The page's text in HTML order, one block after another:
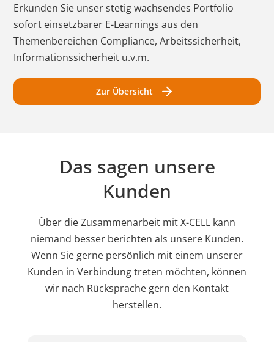
Erkunden Sie unser stetig wachsendes Portfolio
sofort einsetzbarer E-Learnings aus den
Themenbereichen Compliance, Arbeitssicherheit,
Informationssicherheit u.v.m.
Zur Übersicht
Das sagen unsere
Kunden
Über die Zusammenarbeit mit X-CELL kann
niemand besser berichten als unsere Kunden.
Wenn Sie gerne persönlich mit einem unserer
Kunden in Verbindung treten möchten, können
wir nach Rücksprache gern den Kontakt
herstellen.